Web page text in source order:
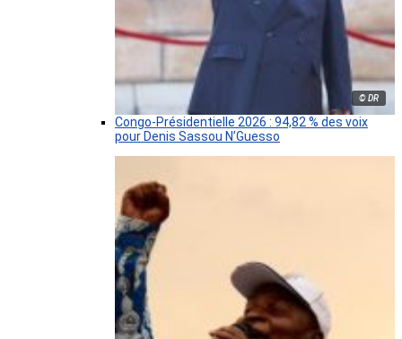
© DR
Congo-Présidentielle 2026 : 94,82 % des voix
pour Denis Sassou N’Guesso